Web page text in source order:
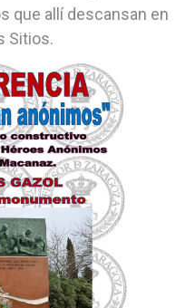
que allí descansan en
Sitios.